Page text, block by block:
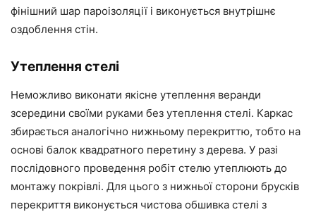
фінішний шар пароізоляції і виконується внутрішнє
оздоблення стін.
Утеплення стелі
Неможливо виконати якісне утеплення веранди
зсередини своїми руками без утеплення стелі. Каркас
збирається аналогічно нижньому перекриттю, тобто на
основі балок квадратного перетину з дерева. У разі
послідовного проведення робіт стелю утеплюють до
монтажу покрівлі. Для цього з нижньої сторони брусків
перекриття виконується чистова обшивка стелі з